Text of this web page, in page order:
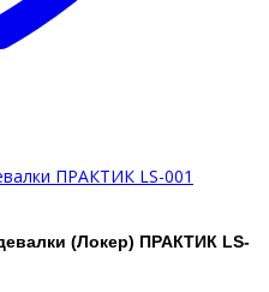
ПРАКТИК LS-001
(Локер) ПРАКТИК LS-